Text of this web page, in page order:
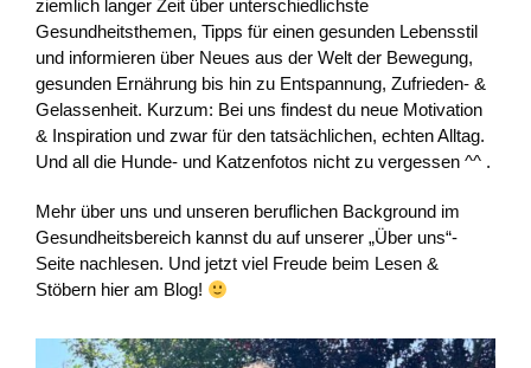
ziemlich langer Zeit über unterschiedlichste
Gesundheitsthemen, Tipps für einen gesunden Lebensstil
und informieren über Neues aus der Welt der Bewegung,
gesunden Ernährung bis hin zu Entspannung, Zufrieden- &
Gelassenheit. Kurzum: Bei uns findest du neue Motivation
& Inspiration und zwar für den tatsächlichen, echten Alltag.
Und all die Hunde- und Katzenfotos nicht zu vergessen ^^ .
Mehr über uns und unseren beruflichen Background im
Gesundheitsbereich kannst du auf unserer „Über uns“-
Seite nachlesen. Und jetzt viel Freude beim Lesen &
Stöbern hier am Blog!